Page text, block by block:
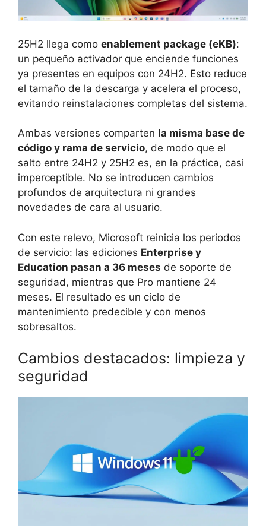
25H2 llega como enablement package (eKB):
un pequeño activador que enciende funciones
ya presentes en equipos con 24H2. Esto reduce
el tamaño de la descarga y acelera el proceso,
evitando reinstalaciones completas del sistema.
Ambas versiones comparten la misma base de
código y rama de servicio, de modo que el
salto entre 24H2 y 25H2 es, en la práctica, casi
imperceptible. No se introducen cambios
profundos de arquitectura ni grandes
novedades de cara al usuario.
Con este relevo, Microsoft reinicia los periodos
de servicio: las ediciones Enterprise y
Education pasan a 36 meses de soporte de
seguridad, mientras que Pro mantiene 24
meses. El resultado es un ciclo de
mantenimiento predecible y con menos
sobresaltos.
Cambios destacados: limpieza y
seguridad